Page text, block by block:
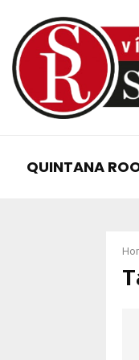
QUINTANA